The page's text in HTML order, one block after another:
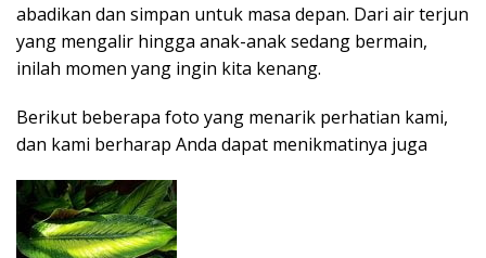
abadikan dan simpan untuk masa depan. Dari air terjun
yang mengalir hingga anak-anak sedang bermain,
inilah momen yang ingin kita kenang.
Berikut beberapa foto yang menarik perhatian kami,
dan kami berharap Anda dapat menikmatinya juga